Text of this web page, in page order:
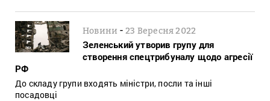
Новини -23 Вересня 2022
Зеленський утворив групу для
створення спецтрибуналу щодо агресії
РФ
До складу групи входять міністри, посли та інші
посадовці